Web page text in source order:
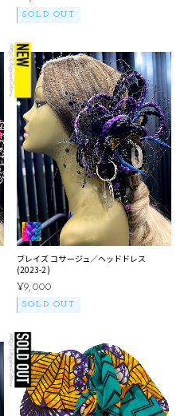
SOLD OUT
ブレイズ コサージュ／ヘッドドレス
(2023-2)
¥9,000
SOLD OUT